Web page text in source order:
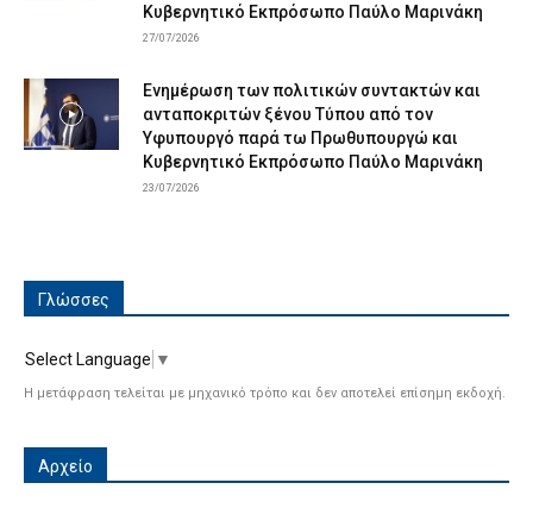
Κυβερνητικό Εκπρόσωπο Παύλο Μαρινάκη
27/07/2026
Ενημέρωση των πολιτικών συντακτών και
ανταποκριτών ξένου Τύπου από τον
Υφυπουργό παρά τω Πρωθυπουργώ και
Κυβερνητικό Εκπρόσωπο Παύλο Μαρινάκη
23/07/2026
Γλώσσες
Select Language ▼
Η μετάφραση τελείται με μηχανικό τρόπο και δεν αποτελεί επίσημη εκδοχή.
Αρχείο